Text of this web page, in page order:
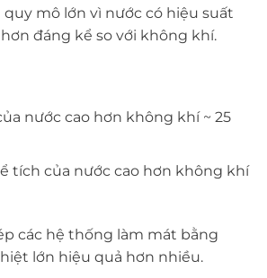
quy mô lớn vì nước có hiệu suất
đáng kể so với không khí.
nước cao hơn không khí ~ 25
tích của nước cao hơn không khí
các hệ thống làm mát bằng
lớn hiệu quả hơn nhiều.